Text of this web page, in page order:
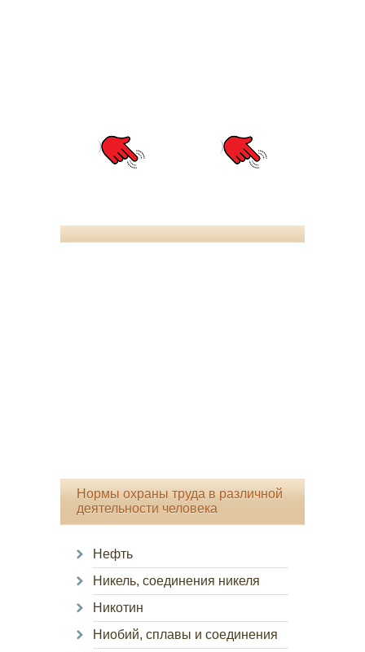
Нормы охраны труда в различной
деятельности человека
Нефть
Никель, соединения никеля
Никотин
Ниобий, сплавы и соединения